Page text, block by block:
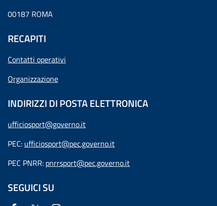
00187 ROMA
RECAPITI
Contatti operativi
Organizzazione
INDIRIZZI DI POSTA ELETTRONICA
ufficiosport@governo.it
PEC: ufficiosport@pec.governo.it
PEC PNRR: pnrrsport@pec.governo.it
SEGUICI SU